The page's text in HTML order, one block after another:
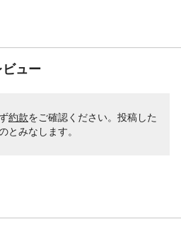
ュー
約款をご確認ください。投稿した
とみなします。